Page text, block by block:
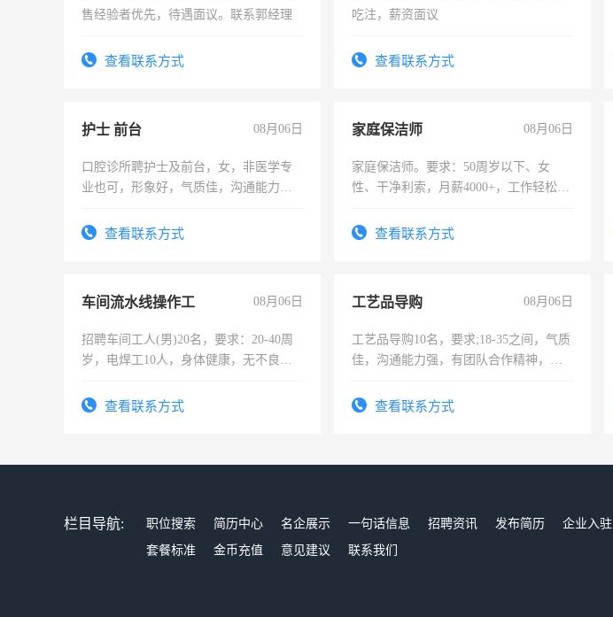
售经验者优先，待遇面议。联系郭经理
查看联系方式
吃注，薪资面议
查看联系方式
护士 前台 08月06日
口腔诊所聘护士及前台，女，非医学专
业也可，形象好，气质佳，沟通能力
查看联系方式
家庭保洁师 08月06日
家庭保洁师。要求：50周岁以下、女
性、干净利索，月薪4000+，工作轻松，
太太等。查看联系方式
车间流水线操作工 08月06日
招聘车间工人(男)20名，要求：20-40周
岁，电焊工10人，身体健康，无不良嗜
宿，免费发放劳保用品，两班倒，每月
查看联系方式
工艺品导购 08月06日
工艺品导购10名，要求;18-35之间，气质
佳，沟通能力强，有团队合作精神，有
查看联系方式
栏目导航: 职位搜索 简历中心 名企展示 一句话信息 招聘资讯 发布简历 企业入驻
套餐标准
金币充值 意见建议 联系我们